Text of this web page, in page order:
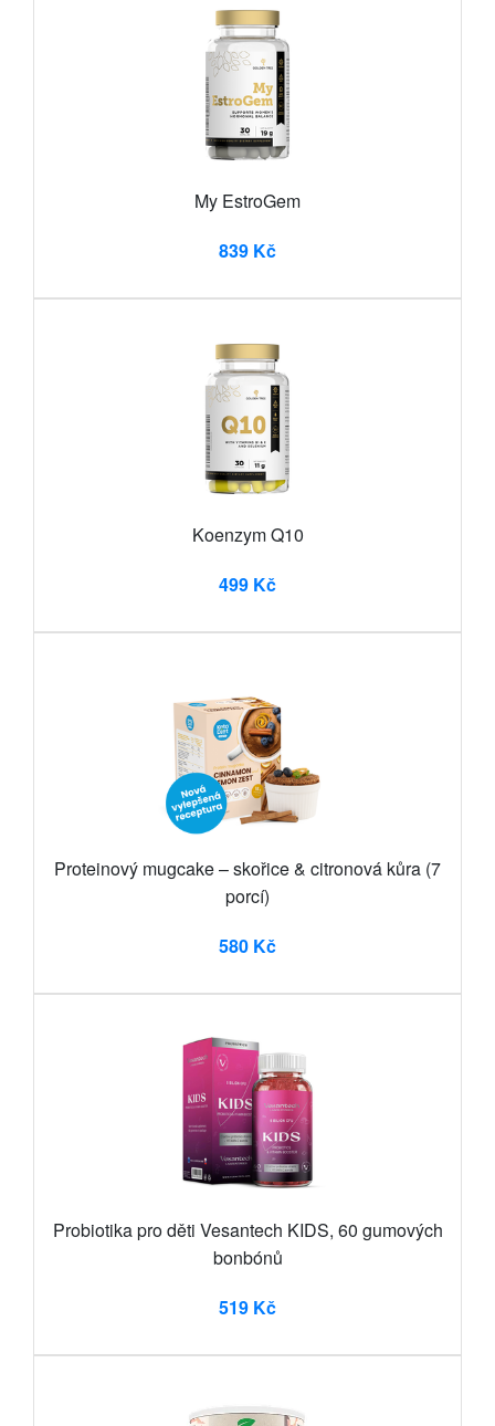
My EstroGem
839 Kč
Koenzym Q10
499 Kč
Proteinový mugcake – skořice & citronová kůra (7
porcí)
580 Kč
Probiotika pro děti Vesantech KIDS, 60 gumových
bonbónů
519 Kč